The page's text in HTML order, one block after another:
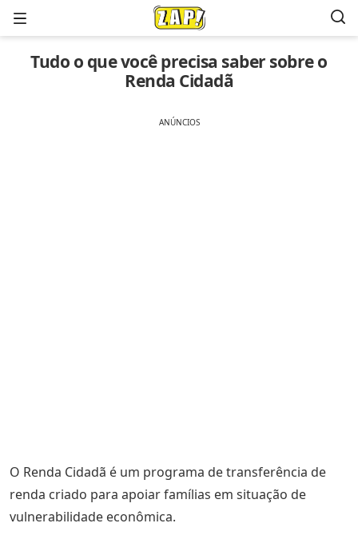
Menu
Tudo o que você precisa saber sobre o
Renda Cidadã
ANÚNCIOS
O Renda Cidadã é um programa de transferência de
renda criado para apoiar famílias em situação de
vulnerabilidade econômica.